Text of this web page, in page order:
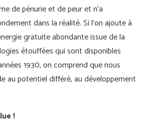
de pénurie et de peur et n’a
dans la réalité. Si l'on ajoute à
gratuite abondante issue de la
étouffées qui sont disponibles
1930, on comprend que nous
au potentiel différé, au développement
!